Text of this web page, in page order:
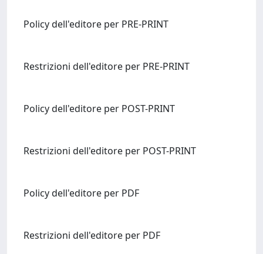
Policy dell'editore per PRE-PRINT
Restrizioni dell'editore per PRE-PRINT
Policy dell'editore per POST-PRINT
Restrizioni dell'editore per POST-PRINT
Policy dell'editore per PDF
Restrizioni dell'editore per PDF